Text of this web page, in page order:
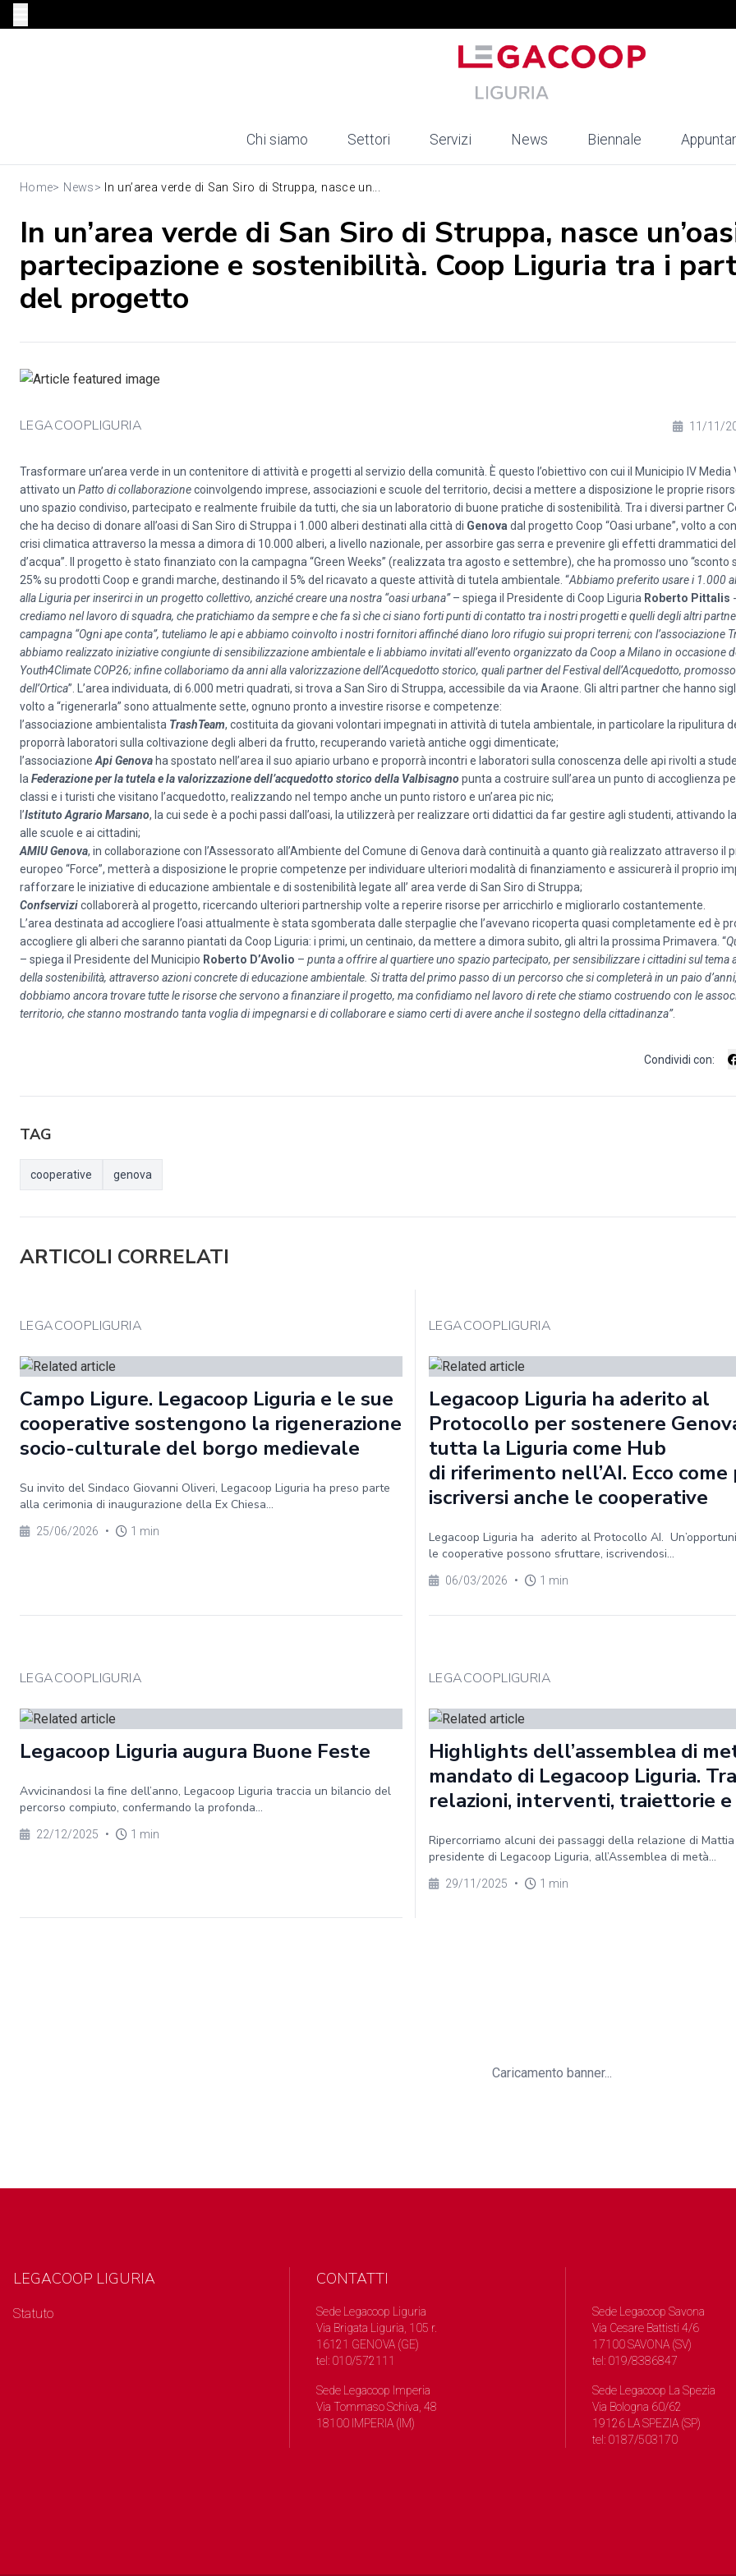
Chi siamo Settori Servizi News Biennale
Home> News> In un’area verde di San Siro di Struppa, nasce un...
In un’area verde di San Siro di Struppa, nasce
partecipazione e sostenibilità. Coop Liguria tra i
del progetto
LEGACOOPLIGURIA 11/11/
Trasformare un’area verde in un contenitore di attività e progetti al servizio della comunità. È questo l’obiettivo con cui il Municipio IV Media
attivato un Patto di collaborazionecoinvolgendo imprese, associazioni e scuole del territorio, decisi a mettere a disposizione le proprie
uno spazio condiviso, partecipato e realmente fruibile da tutti, che sia un laboratorio di buone pratiche di sostenibilità. Tra i diversi partner
che ha deciso di donare all’oasi di San Siro di Struppa i 1.000 alberi destinati alla città di Genova dal progetto Coop “Oasi urbane”, volto a
crisi climatica attraverso la messa a dimora di 10.000 alberi, a livello nazionale, per assorbire gas serra e prevenire gli effetti drammatici
d’acqua”. Il progetto è stato finanziato con la campagna “Green Weeks” (realizzata tra agosto e settembre), che ha promosso uno “sconto
25% su prodotti Coop e grandi marche, destinando il 5% del ricavato a queste attività di tutela ambientale. “Abbiamo preferito usare i 1.000
alla Liguria per inserirci in un progetto collettivo, anziché creare una nostra “oasi urbana”– spiega il Presidente di Coop Liguria Roberto Pittalis
crediamo nel lavoro di squadra, che pratichiamo da sempre e che fa sì che ci siano forti punti di contatto tra i nostri progetti e quelli degli altri
campagna “Ogni ape conta”, tuteliamo le api e abbiamo coinvolto i nostri fornitori affinché diano loro rifugio sui propri terreni; con l’associazione
abbiamo realizzato iniziative congiunte di sensibilizzazione ambientale e li abbiamo invitati all’evento organizzato da Coop a Milano in occasione
Youth4Climate COP26; infine collaboriamo da anni alla valorizzazione dell’Acquedotto storico, quali partner del Festival dell’Acquedotto,
dell’Ortica”. L’area individuata, di 6.000 metri quadrati, si trova a San Siro di Struppa, accessibile da via Araone. Gli altri partner che hanno
volto a “rigenerarla” sono attualmente sette, ognuno pronto a investire risorse e competenze:
l’associazione ambientalista TrashTeam, costituita da giovani volontari impegnati in attività di tutela ambientale, in particolare la ripulitura
proporrà laboratori sulla coltivazione degli alberi da frutto, recuperando varietà antiche oggi dimenticate;
l’associazione Api Genova ha spostato nell’area il suo apiario urbano e proporrà incontri e laboratori sulla conoscenza delle api rivolti a
la Federazioneper la tutela e la valorizzazione dell’acquedotto storico della Valbisagnopunta a costruire sull’area un punto di accoglienza
classi e i turisti che visitano l’acquedotto, realizzando nel tempo anche un punto ristoro e un’area pic nic;
l’Istituto Agrario Marsano, la cui sede è a pochi passi dall’oasi, la utilizzerà per realizzare orti didattici da far gestire agli studenti, attivando
alle scuole e ai cittadini;
AMIU Genova, in collaborazione con l’Assessorato all’Ambiente del Comune di Genova darà continuità a quanto già realizzato attraverso il
europeo “Force”, metterà a disposizione le proprie competenze per individuare ulteriori modalità di finanziamento e assicurerà il proprio
rafforzare le iniziative di educazione ambientale e di sostenibilità legate all’ area verde di San Siro di Struppa;
Confservizicollaborerà al progetto, ricercando ulteriori partnership volte a reperire risorse per arricchirlo e migliorarlo costantemente.
L’area destinata ad accogliere l’oasi attualmente è stata sgomberata dalle sterpaglie che l’avevano ricoperta quasi completamente ed è
accogliere gli alberi che saranno piantati da Coop Liguria: i primi, un centinaio, da mettere a dimora subito, gli altri la prossima Primavera. “
– spiega il Presidente del Municipio Roberto D’Avolio – punta a offrire al quartiere uno spazio partecipato, per sensibilizzare i cittadini sul tema
della sostenibilità, attraverso azioni concrete di educazione ambientale. Si tratta del primo passo di un percorso che si completerà in un paio
dobbiamo ancora trovare tutte le risorse che servono a finanziare il progetto, ma confidiamo nel lavoro di rete che stiamo costruendo con le
territorio, che stanno mostrando tanta voglia di impegnarsi e di collaborare e siamo certi di avere anche il sostegno della cittadinanza”.
Condividi con:
TAG
cooperative genova
ARTICOLI CORRELATI
LEGACOOPLIGURIA
Campo Ligure. Legacoop Liguria e le sue
cooperative sostengono la rigenerazione
socio-culturale del borgo medievale
Su invito del Sindaco Giovanni Oliveri, Legacoop Liguria ha preso parte
alla cerimonia di inaugurazione della Ex Chiesa...
25/06/2026 • 1 min
LEGACOOPLIGURIA
Legacoop Liguria ha aderito al
Protocollo per sostenere
tutta la Liguria come Hub
di riferimento nell’AI. Ecco come
iscriversi anche le cooperative
Legacoop Liguria ha aderito al Protocollo AI.
le cooperative possono sfruttare, iscrivendosi...
06/03/2026 • 1 min
LEGACOOPLIGURIA
Legacoop Liguria augura Buone Feste
Avvicinandosi la fine dell’anno, Legacoop Liguria traccia un bilancio del
percorso compiuto, confermando la profonda...
22/12/2025 • 1 min
LEGACOOPLIGURIA
Highlights dell’assemblea di
mandato di Legacoop Liguria. Tra
relazioni, interventi, traiettorie
Ripercorriamo alcuni dei passaggi della relazione di Mattia
presidente di Legacoop Liguria, all’Assemblea di metà...
29/11/2025 • 1 min
Caricamento banner...
LEGACOOP LIGURIA
Statuto
CONTATTI
Sede Legacoop Liguria
Via Brigata Liguria, 105 r.
16121 GENOVA (GE)
tel: 010/572111
Sede Legacoop Imperia
Via Tommaso Schiva, 48
18100 IMPERIA (IM)
Sede Legacoop Savona
Via Cesare Battisti 4/6
17100 SAVONA (SV)
tel: 019/8386847
Sede Legacoop La Spezia
Via Bologna 60/62
19126 LA SPEZIA (SP)
tel: 0187/503170